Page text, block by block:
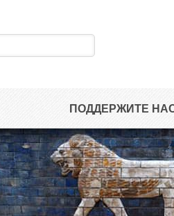
ПОДДЕРЖИТЕ